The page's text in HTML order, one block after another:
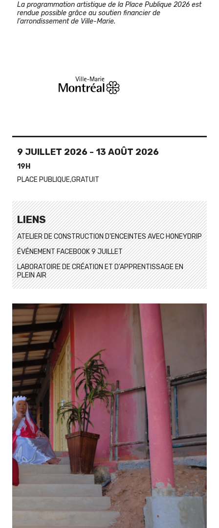
La programmation artistique de la Place Publique 2026 est
rendue possible grâce au soutien financier de
l’arrondissement de Ville-Marie.
9 JUILLET 2026 - 13 AOÛT 2026
19H
PLACE PUBLIQUE,GRATUIT
LIENS
ATELIER DE CONSTRUCTION D'ENCEINTES AVEC HONEYDRIP
ÉVÉNEMENT FACEBOOK 9 JUILLET
LABORATOIRE DE CRÉATION ET D'APPRENTISSAGE EN
PLEIN AIR